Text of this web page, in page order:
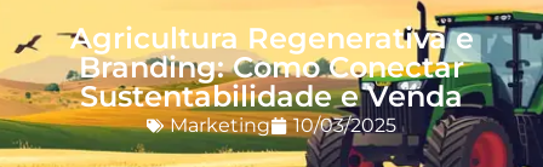
Agricultura Regenerativa e
Branding: Como Conectar
Sustentabilidade e Venda
Marketing 10/03/2025